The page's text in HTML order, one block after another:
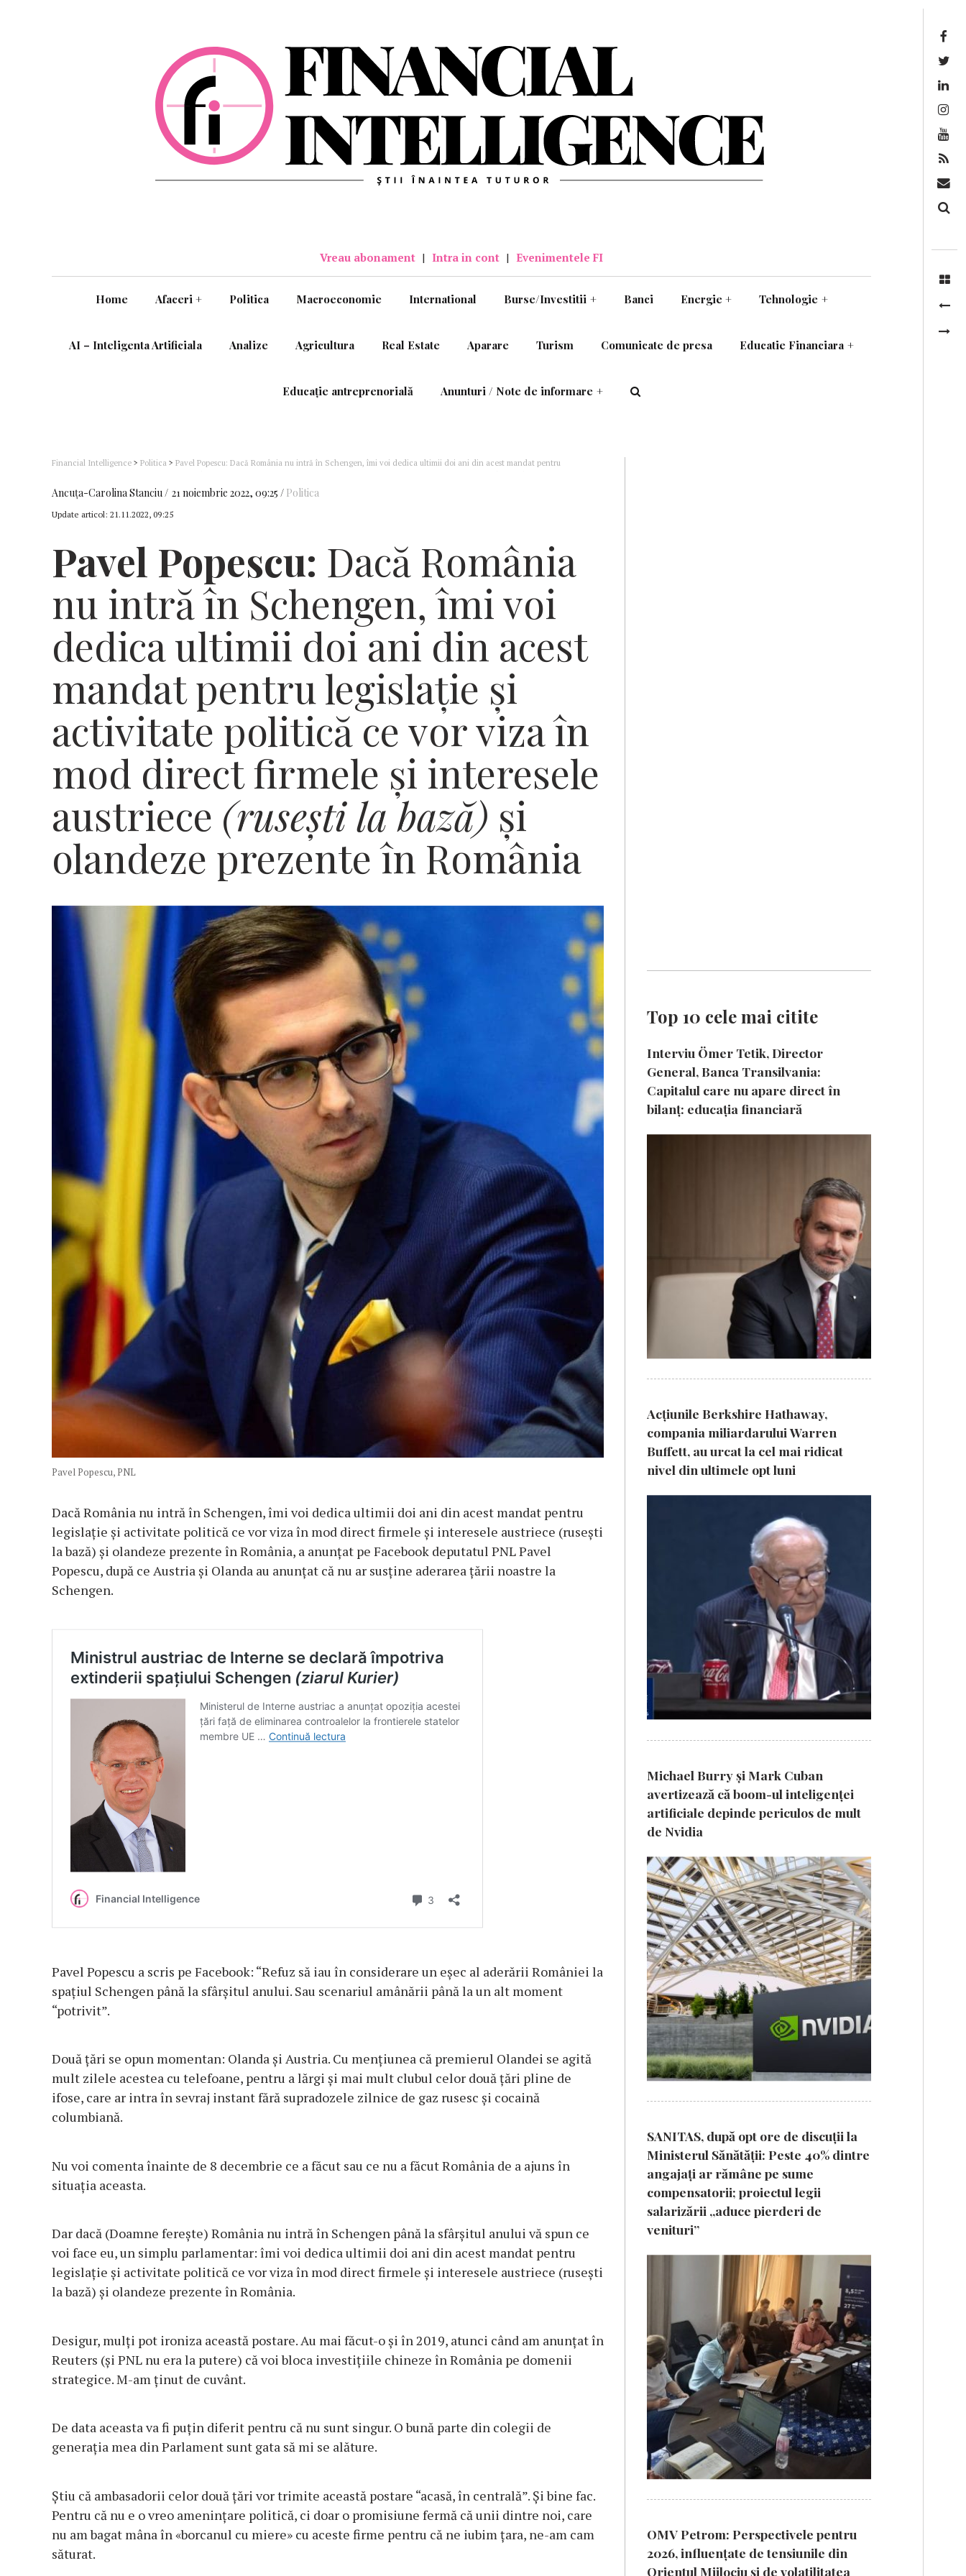
Vreau abonament | Intra in cont | Evenimentele FI
Home Afaceri + Politica Macroeconomie International Burse/Investitii + Banci Energie + Tehnologie +
AI – Inteligenta Artificiala Analize Agricultura Real Estate Aparare Turism Comunicate de presa Educatie Financiara +
Educație antreprenorială Anunturi / Note de informare +
Financial Intelligence > Politica > Pavel Popescu: Dacă România nu intră în Schengen, îmi voi dedica ultimii doi ani din acest mandat pentru
Ancuţa-Carolina Stanciu 21 noiembrie 2022, 09:25 Politica
Update articol: 21.11.2022, 09:25
Pavel Popescu: Dacă România
nu intră în Schengen, îmi voi
dedica ultimii doi ani din acest
mandat pentru legislație și
activitate politică ce vor viza în
mod direct firmele și interesele
austriece (rusești la bază) și
olandeze prezente în România
Pavel Popescu, PNL
Dacă România nu intră în Schengen, îmi voi dedica ultimii doi ani din acest mandat pentru
legislație și activitate politică ce vor viza în mod direct firmele și interesele austriece (rusești
la bază) și olandeze prezente în România, a anunţat pe Facebook deputatul PNL Pavel
Popescu, după ce Austria şi Olanda au anunţat că nu ar susţine aderarea ţării noastre la
Schengen.
Pavel Popescu a scris pe Facebook: “Refuz să iau în considerare un eșec al aderării României la
spațiul Schengen până la sfârșitul anului. Sau scenariul amânării până la un alt moment
“potrivit”.
Două ţări se opun momentan: Olanda și Austria. Cu mențiunea că premierul Olandei se agită
mult zilele acestea cu telefoane, pentru a lărgi și mai mult clubul celor două țări pline de
ifose, care ar intra în sevraj instant fără supradozele zilnice de gaz rusesc și cocaină
columbiană.
Nu voi comenta înainte de 8 decembrie ce a făcut sau ce nu a făcut România de a ajuns în
situația aceasta.
Dar dacă (Doamne ferește) România nu intră în Schengen până la sfârșitul anului vă spun ce
voi face eu, un simplu parlamentar: îmi voi dedica ultimii doi ani din acest mandat pentru
legislație și activitate politică ce vor viza în mod direct firmele și interesele austriece (rusești
la bază) și olandeze prezente în România.
Desigur, mulți pot ironiza această postare. Au mai făcut-o și în 2019, atunci când am anunțat în
Reuters (și PNL nu era la putere) că voi bloca investițiile chineze în România pe domenii
strategice. M-am ținut de cuvânt.
De data aceasta va fi puțin diferit pentru că nu sunt singur. O bună parte din colegii de
generația mea din Parlament sunt gata să mi se alăture.
Știu că ambasadorii celor două țări vor trimite această postare “acasă, în centrală”. Și bine fac.
Pentru că nu e o vreo amenințare politică, ci doar o promisiune fermă că unii dintre noi, care
nu am bagat mâna în «borcanul cu miere» cu aceste firme pentru că ne iubim țara, ne-am cam
săturat.
Top 10 cele mai citite
Interviu Ömer Tetik, Director
General, Banca Transilvania:
Capitalul care nu apare direct în
bilanț: educația financiară
Acțiunile Berkshire Hathaway,
compania miliardarului Warren
Buffett, au urcat la cel mai ridicat
nivel din ultimele opt luni
Michael Burry și Mark Cuban
avertizează că boom-ul inteligenței
artificiale depinde periculos de mult
de Nvidia
SANITAS, după opt ore de discuții la
Ministerul Sănătății: Peste 40% dintre
angajați ar rămâne pe sume
compensatorii; proiectul legii
salarizării „aduce pierderi de
venituri”
OMV Petrom: Perspectivele pentru
2026, influențate de tensiunile din
Orientul Mijlociu și de volatilitatea